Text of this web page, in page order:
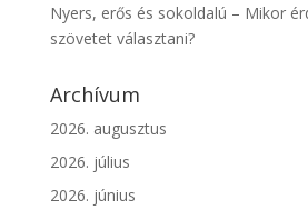
Nyers, erős és sokoldalú – Mikor
szövetet választani?
Archívum
2026. augusztus
2026. július
2026. június